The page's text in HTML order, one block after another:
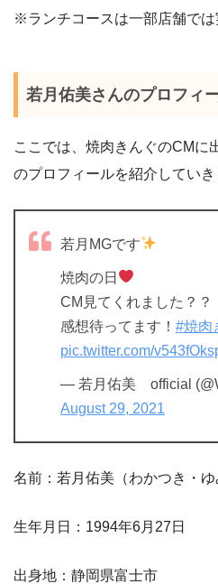
※ランチコースは一部店舗では
若月佑美さんのプロフィ
ここでは、焼肉きんぐのCMに
のプロフィールを紹介していき
若月MGです
焼肉の日
CM見てくれました？？
感想待ってます！ #焼肉
pic.twitter.com/
— 若月佑美 official
August 29, 2021
名前：若月佑美（わかつき・ゆ
生年月日：1994年6月27日
出身地：静岡県富士市